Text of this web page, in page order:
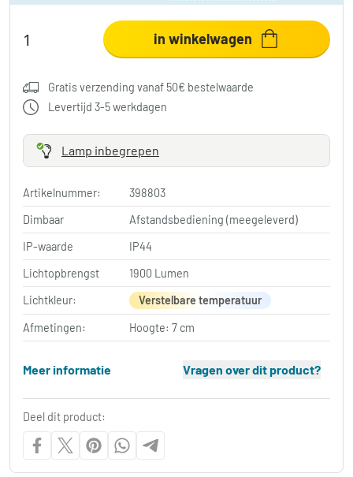
in winkelwagen
Gratis verzending vanaf 50€ bestelwaarde
Levertijd 3-5 werkdagen
Lamp inbegrepen
Artikelnummer:
398803
Dimbaar
Afstandsbediening (meegeleverd)
IP-waarde
IP44
Lichtopbrengst
1900 Lumen
Lichtkleur:
Verstelbare temperatuur
Afmetingen: Hoogte: 7 cm
Meer informatie Vragen over dit product?
Deel dit product: